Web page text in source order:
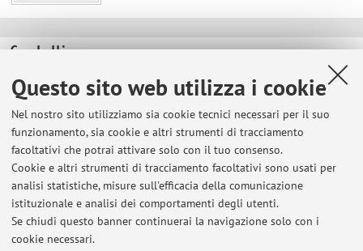
Questo sito web utilizza i cookie
Nel nostro sito utilizziamo sia cookie tecnici necessari per il suo
funzionamento, sia cookie e altri strumenti di tracciamento
facoltativi che potrai attivare solo con il tuo consenso.
Cookie e altri strumenti di tracciamento facoltativi sono usati per
analisi statistiche, misure sull'efficacia della comunicazione
istituzionale e analisi dei comportamenti degli utenti.
Se chiudi questo banner continuerai la navigazione solo con i
cookie necessari.
Contatti
E-mail: nicola.balboni@unibo.it
Dipartimento di Farmacia e Biotecnologie
Via Belmeloro 6, Bologna - Vai alla mappa